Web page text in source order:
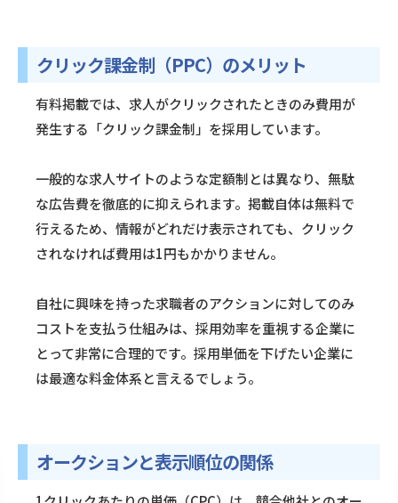
クリック課金制（PPC）のメリット
有料掲載では、求人がクリックされたときのみ費用が
発生する「クリック課金制」を採用しています。
一般的な求人サイトのような定額制とは異なり、無駄
な広告費を徹底的に抑えられます。掲載自体は無料で
行えるため、情報がどれだけ表示されても、クリック
されなければ費用は1円もかかりません。
自社に興味を持った求職者のアクションに対してのみ
コストを支払う仕組みは、採用効率を重視する企業に
とって非常に合理的です。採用単価を下げたい企業に
は最適な料金体系と言えるでしょう。
オークションと表示順位の関係